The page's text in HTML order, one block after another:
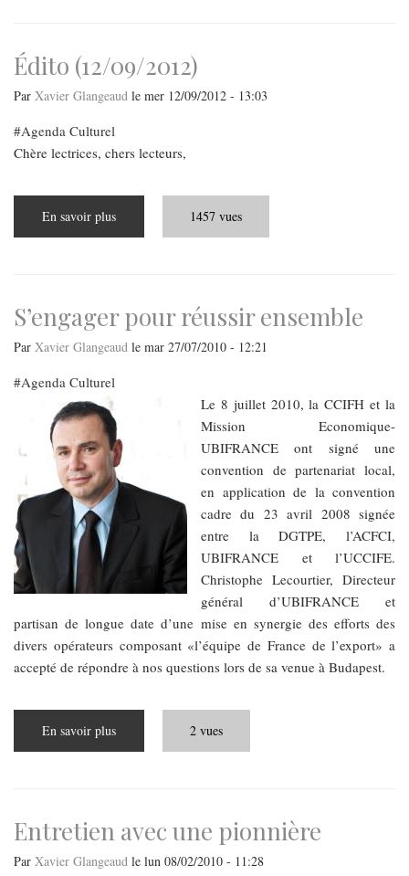
Édito (12/09/2012)
Par Xavier Glangeaud le mer 12/09/2012 - 13:03
Agenda Culturel
Chère lectrices, chers lecteurs,
En savoir plus
(12/09/2012)
1457 vues
S’engager pour réussir ensemble
Par Xavier Glangeaud le mar 27/07/2010 - 12:21
Agenda Culturel
Le 8 juillet 2010, la CCIFH et la
Mission Economique-
UBIFRANCE ont signé une
convention de partenariat local,
en application de la convention
cadre du 23 avril 2008 signée
entre la DGTPE, l’ACFCI,
UBIFRANCE et l’UCCIFE.
Christophe Lecourtier, Directeur
général d’UBIFRANCE et
partisan de longue date d’une mise en synergie des efforts des
divers opérateurs composant «l’équipe de France de l’export» a
accepté de répondre à nos questions lors de sa venue à Budapest.
En savoir plus
pour
2 vues
Entretien avec une pionnière
Par Xavier Glangeaud le lun 08/02/2010 - 11:28